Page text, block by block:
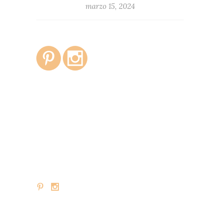
marzo 15, 2024